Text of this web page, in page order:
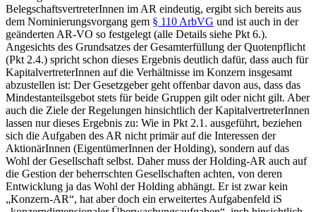
BelegschaftsvertreterInnen im AR eindeutig, ergibt sich bereits aus
dem Nominierungsvorgang gem § 110 ArbVG und ist auch in der
geänderten AR-VO so festgelegt (alle Details siehe Pkt 6.).
Angesichts des Grundsatzes der Gesamterfüllung der Quotenpflicht
(Pkt 2.4.) spricht schon dieses Ergebnis deutlich dafür, dass auch für
KapitalvertreterInnen auf die Verhältnisse im Konzern insgesamt
abzustellen ist: Der Gesetzgeber geht offenbar davon aus, dass das
Mindestanteilsgebot stets für beide Gruppen gilt oder nicht gilt. Aber
auch die Ziele der Regelungen hinsichtlich der KapitalvertreterInnen
lassen nur dieses Ergebnis zu: Wie in Pkt 2.1. ausgeführt, beziehen
sich die Aufgaben des AR nicht primär auf die Interessen der
AktionärInnen (EigentümerInnen der Holding), sondern auf das
Wohl der Gesellschaft selbst. Daher muss der Holding-AR auch auf
die Gestion der beherrschten Gesellschaften achten, von deren
Entwicklung ja das Wohl der Holding abhängt. Er ist zwar kein
„Konzern-AR“, hat aber doch ein erweitertes Aufgabenfeld iS